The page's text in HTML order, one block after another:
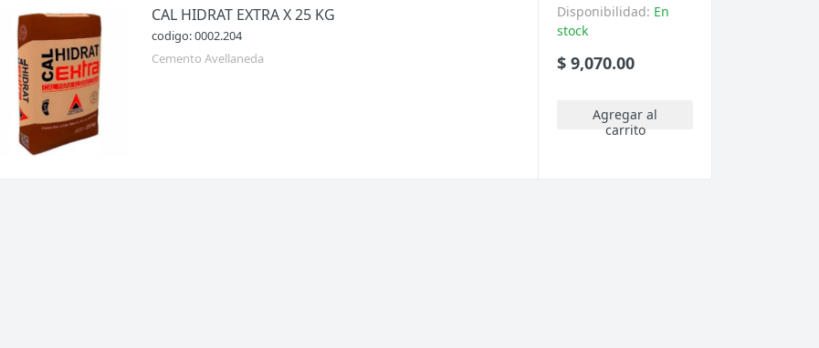
CAL HIDRAT EXTRA X 25 KG
codigo: 0002.204
Cemento Avellaneda
Disponibilidad: En
stock
$ 9,070.00
Agregar al
carrito